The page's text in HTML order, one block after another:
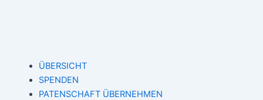
ÜBERSICHT
SPENDEN
PATENSCHAFT ÜBERNEHMEN